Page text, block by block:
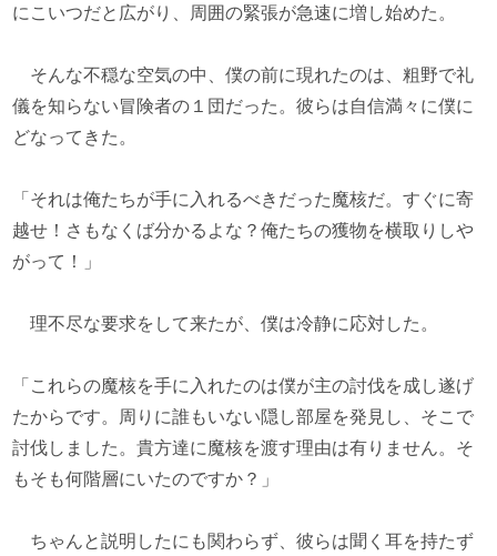
にこいつだと広がり、周囲の緊張が急速に増し始めた。
そんな不穏な空気の中、僕の前に現れたのは、粗野で礼
儀を知らない冒険者の１団だった。彼らは自信満々に僕に
どなってきた。
「それは俺たちが手に入れるべきだった魔核だ。すぐに寄
越せ！さもなくば分かるよな？俺たちの獲物を横取りしや
がって！」
理不尽な要求をして来たが、僕は冷静に応対した。
「これらの魔核を手に入れたのは僕が主の討伐を成し遂げ
たからです。周りに誰もいない隠し部屋を発見し、そこで
討伐しました。貴方達に魔核を渡す理由は有りません。そ
もそも何階層にいたのですか？」
ちゃんと説明したにも関わらず、彼らは聞く耳を持たず